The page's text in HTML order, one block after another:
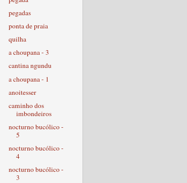
pegadas
ponta de praia
quilha
a choupana - 3
cantina ngundu
a choupana - 1
anoitesser
caminho dos
imbondeiros
nocturno bucólico -
5
nocturno bucólico -
4
nocturno bucólico -
3